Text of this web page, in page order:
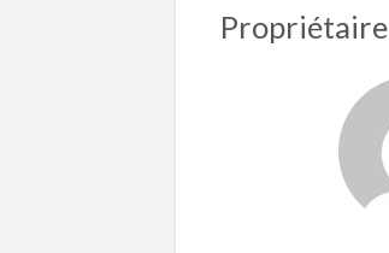
Propriétaire